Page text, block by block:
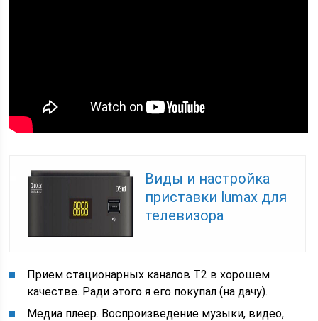
Виды и настройка
приставки lumax для
телевизора
Прием стационарных каналов Т2 в хорошем
качестве. Ради этого я его покупал (на дачу).
Медиа плеер. Воспроизведение музыки, видео,